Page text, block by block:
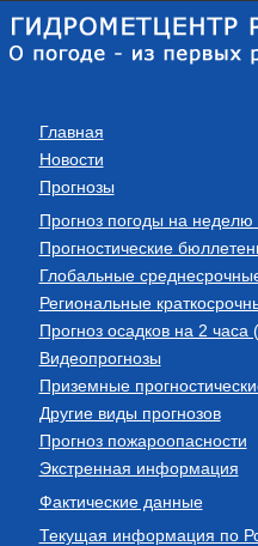
Главная
Новости
Прогнозы
Прогноз погоды на
Прогностические
Глобальные
Региональные
Прогноз осадков на 2 часа
Видеопрогнозы
Приземные
Другие виды прогнозов
Прогноз пожароопасности
Экстренная информация
Фактические данные
Текущая информация по